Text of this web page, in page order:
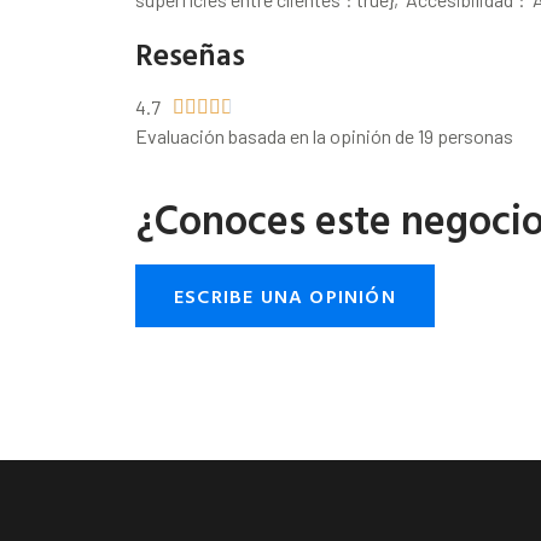
Reseñas
4.7     
Evaluación basada en la opinión de 19 personas
¿Conoces este
ESCRIBE UNA OPINIÓN